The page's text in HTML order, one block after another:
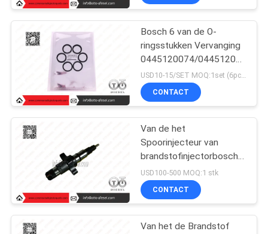
NIEUWS
GEVALLEN
SITEMAP
PRIVACY
Bosch 6 van de O-
ringsstukken Vervanging
0445120074/0445120064
van de O-
ringsbrandstofinjector
USD10-15/SET MOQ:1set (6pcs)
CONTACT
Van de het
Spoorinjecteur van
brandstofinjectorbosch
Gemeenschappelijke
Delen 0 445 120 007,
0445120007
USD100-500 MOQ:1 stk
CONTACT
Van het de Brandstof